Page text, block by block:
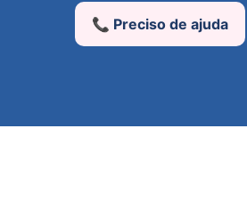
📞 Preciso de ajuda